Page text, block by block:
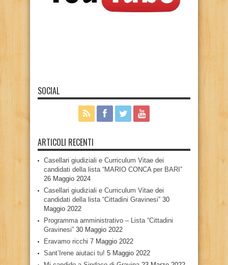
SOCIAL
ARTICOLI RECENTI
Casellari giudiziali e Curriculum Vitae dei
candidati della lista “MARIO CONCA per BARI”
26 Maggio 2024
Casellari giudiziali e Curriculum Vitae dei
candidati della lista “Cittadini Gravinesi” 30
Maggio 2022
Programma amministrativo – Lista “Cittadini
Gravinesi” 30 Maggio 2022
Eravamo ricchi 7 Maggio 2022
Sant’Irene aiutaci tu! 5 Maggio 2022